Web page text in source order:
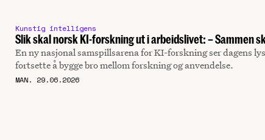
Kunstig intelligens
Slik skal norsk KI-forskning ut i arbeidslivet: – Sammen
En ny nasjonal samspillsarena for KI-forskning ser dagens
fortsette å bygge bro mellom forskning og anvendelse.
MAN. 29.06.2026